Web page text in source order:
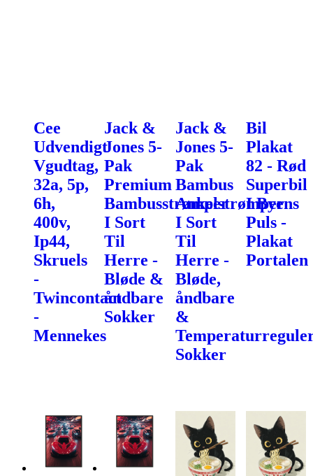
Cee
Udvendigt
Vgudtag,
32a, 5p,
6h,
400v,
Ip44,
Skruels
-
Twincontact
-
Mennekes
Jack &
Jones 5-
Pak
Premium
Bambusstrømper
I Sort
Til
Herre -
Bløde &
åndbare
Sokker
Jack &
Jones 5-
Pak
Bambus
Ankelstrømper
I Sort
Til
Herre -
Bløde,
åndbare
&
Sokker
Bil
Plakat
82 - Rød
Superbil
I Byens
Puls -
Plakat
Portalen